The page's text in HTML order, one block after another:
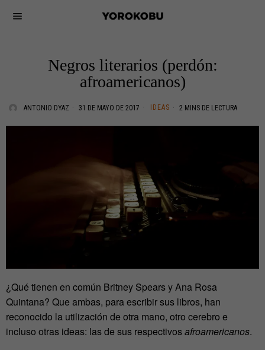
Negros literarios (perdón:
afroamericanos)
ANTONIO DYAZ 31 DE MAYO DE 2017 IDEAS 2 MINS DE LECTURA
¿Qué tienen en común Britney Spears y Ana Rosa
Quintana? Que ambas, para escribir sus libros, han
reconocido la utilización de otra mano, otro cerebro e
incluso otras ideas: las de sus respectivosafroamericanos.